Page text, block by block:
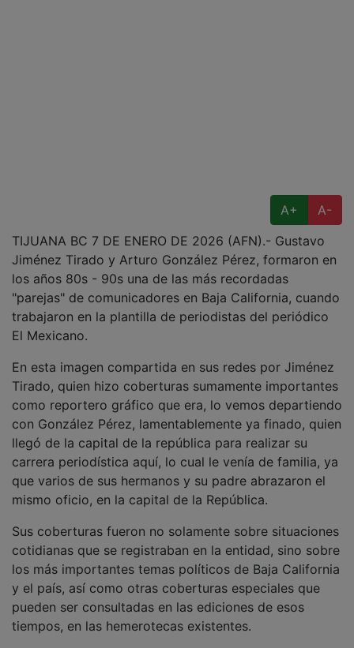
A+
A-
TIJUANA BC 7 DE ENERO DE 2026 (AFN).- Gustavo
Jiménez Tirado y Arturo González Pérez, formaron en
los años 80s - 90s una de las más recordadas
"parejas" de comunicadores en Baja California, cuando
trabajaron en la plantilla de periodistas del periódico
El Mexicano.
En esta imagen compartida en sus redes por Jiménez
Tirado, quien hizo coberturas sumamente importantes
como reportero gráfico que era, lo vemos departiendo
con González Pérez, lamentablemente ya finado, quien
llegó de la capital de la república para realizar su
carrera periodística aquí, lo cual le venía de familia, ya
que varios de sus hermanos y su padre abrazaron el
mismo oficio, en la capital de la República.
Sus coberturas fueron no solamente sobre situaciones
cotidianas que se registraban en la entidad, sino sobre
los más importantes temas políticos de Baja California
y el país, así como otras coberturas especiales que
pueden ser consultadas en las ediciones de esos
tiempos, en las hemerotecas existentes.